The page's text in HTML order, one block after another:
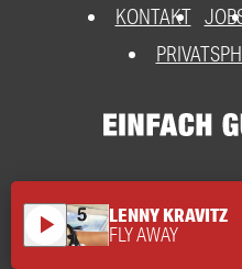
KONTAKT
play_arrow LENNY KRAVITZ
FLY AWAY